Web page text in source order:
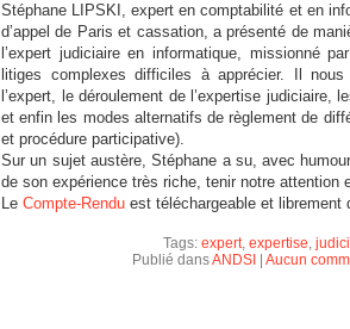
Stéphane LIPSKI, expert en comptabilité et en
d’appel de Paris et cassation, a présenté de
l’expert judiciaire en informatique, missionné
litiges complexes difficiles à apprécier. Il
l’expert, le déroulement de l’expertise judiciaire,
et enfin les modes alternatifs de règlement de
et procédure participative).
Sur un sujet austère, Stéphane a su, avec
de son expérience très riche, tenir notre attention
Le Compte-Rendu est téléchargeable et librement
Tags: expert, expertise,
Publié dansANDSI Aucun